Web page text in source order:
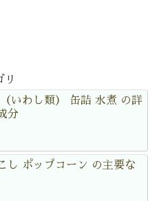
リ
（いわし類） 缶詰 水煮 の詳
分
し ポップコーン の主要な